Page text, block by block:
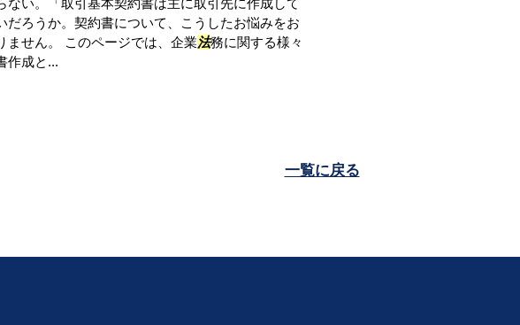
ない。「取引基本契約書は主に取引先に作成して
だろうか。契約書について、こうしたお悩みをお
ません。 このページでは、企業法務に関する様々
作成と...
一覧に戻る